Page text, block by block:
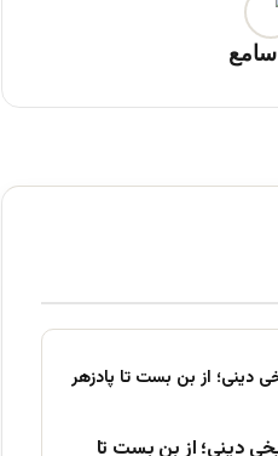
دینی؛ از بن بست تا